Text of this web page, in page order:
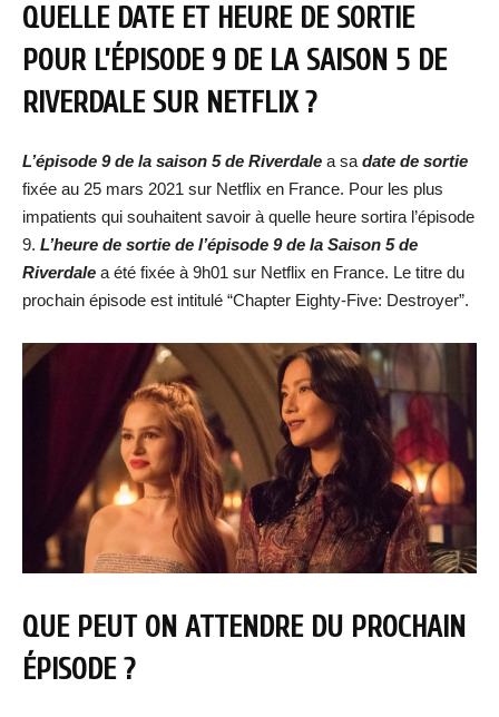
QUELLE DATE ET HEURE DE SORTIE
POUR L’ÉPISODE 9 DE LA SAISON 5 DE
RIVERDALE SUR NETFLIX ?
L’épisode 9 de la saison 5 de Riverdale a sa date de sortie
fixée au 25 mars 2021 sur Netflix en France. Pour les plus
impatients qui souhaitent savoir à quelle heure sortira l’épisode
9. L’heure de sortie de l’épisode 9 de la Saison 5 de
Riverdale a été fixée à 9h01 sur Netflix en France. Le titre du
prochain épisode est intitulé “Chapter Eighty-Five: Destroyer”.
QUE PEUT ON ATTENDRE DU PROCHAIN
ÉPISODE ?